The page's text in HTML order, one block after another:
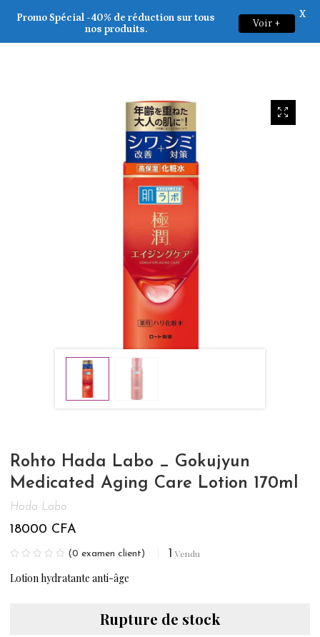
Rohto Hada Labo _ Gokujyun Medicated Aging Care Lotion 170ml
Rohto Hada Labo _ Gokujyun
Medicated Aging Care Lotion 170ml
Hada Labo
18000 CFA
(0 examen client) 1 Vendu
Lotion hydratante anti-âge
Rupture de stock
Promo Spécial -40% de réduction sur tous
nos produits.
Voir +
X